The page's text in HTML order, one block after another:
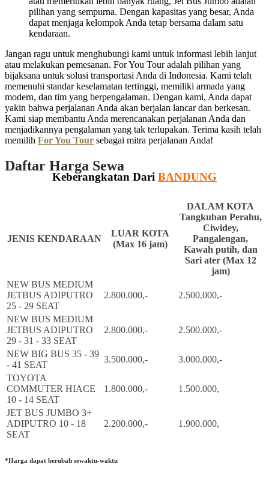
pilihan yang sempurna. Dengan kapasitas yang besar, Anda
dapat menjaga kelompok Anda tetap bersama dalam satu
kendaraan.
Jangan ragu untuk menghubungi kami untuk informasi lebih lanjut
atau melakukan pemesanan. For You Tour adalah pilihan yang
bijaksana untuk solusi transportasi Anda di Indonesia. Kami telah
memenuhi standar keselamatan tertinggi, memiliki armada yang
modern, dan tim yang berpengalaman. Dengan kami, Anda dapat
yakin bahwa perjalanan Anda akan berjalan lancar dan berkesan.
Kami siap membantu Anda merencanakan perjalanan Anda dan
menjadikannya pengalaman yang tak terlupakan. Terima kasih telah
memilih For You Tour sebagai mitra perjalanan Anda!
Daftar Harga Sewa
Keberangkatan Dari BANDUNG
JENIS KENDARAAN
LUAR KOTA
(Max 16 jam)
DALAM KOTA
Tangkuban Perahu,
Ciwidey,
Pangalengan,
Kawah putih, dan
Sari ater (Max 12
jam)
NEW BUS MEDIUM
JETBUS ADIPUTRO
25 - 29 SEAT
2.800.000,- 2.500.000,-
NEW BUS MEDIUM
JETBUS ADIPUTRO
29 - 31 - 33 SEAT
2.800.000,- 2.500.000,-
NEW BIG BUS 35 - 39
- 41 SEAT
3.500.000,-
3.000.000,-
TOYOTA
COMMUTER HIACE
10 - 14 SEAT
1.800.000,- 1.500.000,
JET BUS JUMBO 3+
ADIPUTRO 10 - 18
SEAT
2.200.000,- 1.900.000,
*Harga dapat berubah sewaktu-waktu